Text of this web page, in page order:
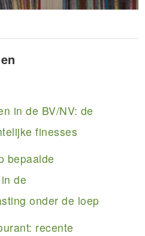
in de BV/NV: de
finesses
bepaalde
de
onder de loep
recente